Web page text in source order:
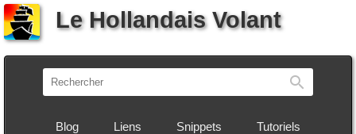
Le Hollandais Volant
Blog Liens Snippets Tutoriels